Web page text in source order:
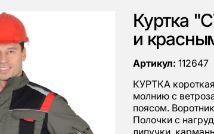
Куртка
и
Артикул: 112647
КУРТКА
молнию с
поясом.
Полочки с
липучки,